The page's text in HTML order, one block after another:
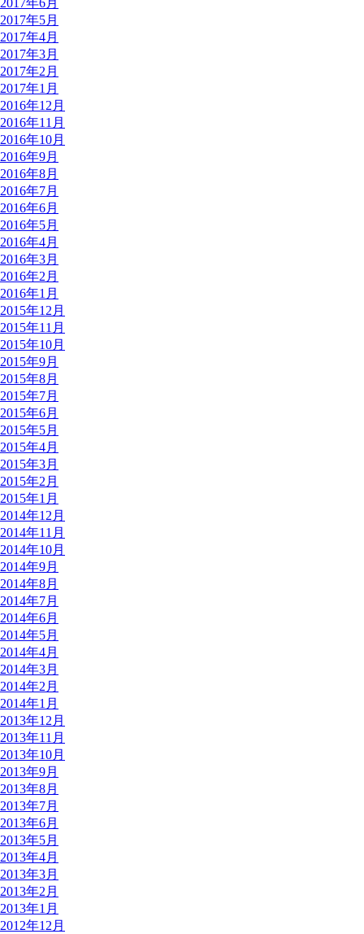
2017年6月
2017年5月
2017年4月
2017年3月
2017年2月
2017年1月
2016年12月
2016年11月
2016年10月
2016年9月
2016年8月
2016年7月
2016年6月
2016年5月
2016年4月
2016年3月
2016年2月
2016年1月
2015年12月
2015年11月
2015年10月
2015年9月
2015年8月
2015年7月
2015年6月
2015年5月
2015年4月
2015年3月
2015年2月
2015年1月
2014年12月
2014年11月
2014年10月
2014年9月
2014年8月
2014年7月
2014年6月
2014年5月
2014年4月
2014年3月
2014年2月
2014年1月
2013年12月
2013年11月
2013年10月
2013年9月
2013年8月
2013年7月
2013年6月
2013年5月
2013年4月
2013年3月
2013年2月
2013年1月
2012年12月